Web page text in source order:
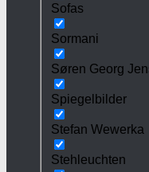
Sofas
Sormani
Søren Georg
Spiegelbilder
Stefan Wewerka
Stehleuchten